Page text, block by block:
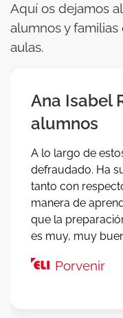
Aquí os dejamos
alumnos y
aulas.
Ana Isabel
alumnos
A lo largo de
defraudado. Ha
tanto con
manera de
que la
es muy, muy
Porvenir